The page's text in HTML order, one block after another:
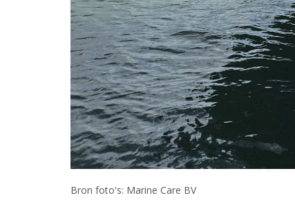
Bron foto's: Marine Care BV